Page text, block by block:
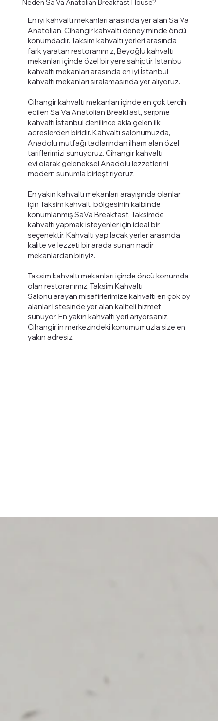
Neden Sa Va Anatolian Breakfast House?
En iyi kahvaltı mekanları arasında yer alan Sa Va
Anatolian, Cihangir kahvaltı deneyiminde öncü
konumdadır. Taksim kahvaltı yerleri arasında
fark yaratan restoranımız, Beyoğlu kahvaltı
mekanları içinde özel bir yere sahiptir. İstanbul
kahvaltı mekanları arasında en iyi İstanbul
kahvaltı mekanları sıralamasında yer alıyoruz.
Cihangir kahvaltı mekanları içinde en çok tercih
edilen Sa Va Anatolian Breakfast, serpme
kahvaltı İstanbul denilince akla gelen ilk
adreslerden biridir. Kahvaltı salonumuzda,
Anadolu mutfağı tadlarından ilham alan özel
tariflerimizi sunuyoruz. Cihangir kahvaltı
evi olarak geleneksel Anadolu lezzetlerini
modern sunumla birleştiriyoruz.
En yakın kahvaltı mekanları arayışında olanlar
için Taksim kahvaltı bölgesinin kalbinde
konumlanmış SaVa Breakfast, Taksimde
kahvaltı yapmak isteyenler için ideal bir
seçenektir. Kahvaltı yapılacak yerler arasında
kalite ve lezzeti bir arada sunan nadir
mekanlardan biriyiz.
Taksim kahvaltı mekanları içinde öncü konumda
olan restoranımız, Taksim Kahvaltı
Salonu arayan misafirlerimize kahvaltı en çok oy
alanlar listesinde yer alan kaliteli hizmet
sunuyor. En yakın kahvaltı yeri arıyorsanız,
Cihangir'in merkezindeki konumumuzla size en
yakın adresiz.